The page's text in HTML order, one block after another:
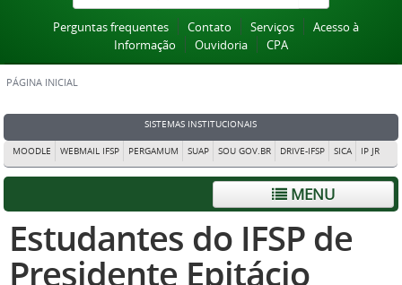
Perguntas frequentes Contato Serviços
Acesso à
Informação
Ouvidoria CPA
PÁGINA INICIAL
SISTEMAS INSTITUCIONAIS
MOODLE WEBMAIL IFSP PERGAMUM SUAP SOU GOV.BR DRIVE-IFSP SICA IP JR
MENU
Estudantes do IFSP de
Presidente Epitácio